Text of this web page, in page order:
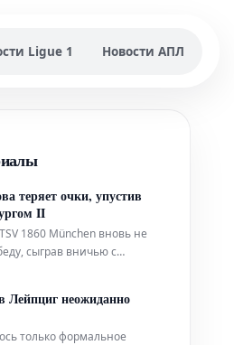
Ligue 1 Новости АПЛ
теряет очки, упустив
II
1860 München вновь не
сыграв вничью с
II в пятницу вечером.
игрой к концу первого
аугсбургцам совершить
Лейпциг неожиданно
только формальное